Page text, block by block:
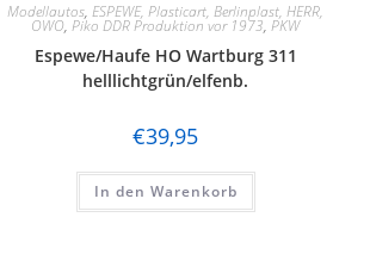
Modellautos, ESPEWE, Plasticart, Berlinplast, HERR,
OWO, Piko DDR Produktion vor 1973, PKW
Espewe/Haufe HO Wartburg 311
helllichtgrün/elfenb.
€39,95
In den Warenkorb